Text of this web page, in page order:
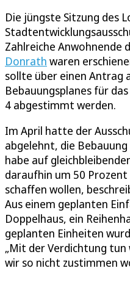
Die jüngste Sitzung des
Zahlreiche Anwohnende
Donrath waren
sollte über einen Antrag
Bebauungsplanes für
4 abgestimmt werden.
Im April hatte der
abgelehnt, die
habe auf
daraufhin um 50
schaffen wollen,
Aus einem geplanten
Doppelhaus, ein
geplanten Einheiten
„Mit der Verdichtung tun
wir so nicht zustimmen